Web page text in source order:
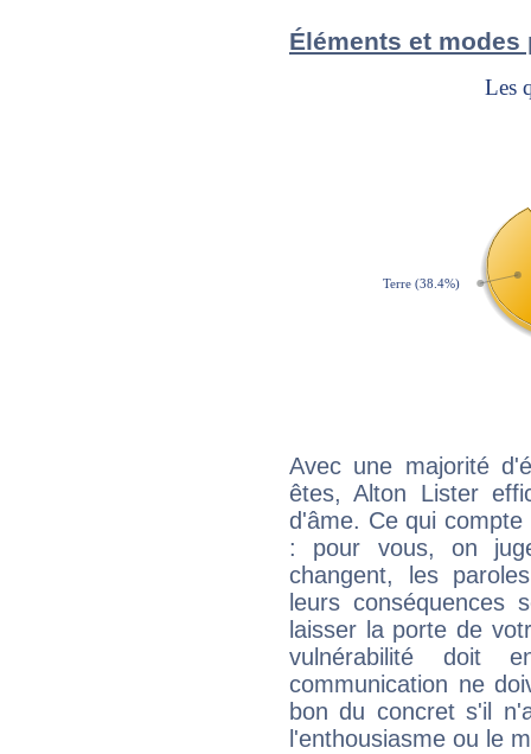
Éléments et
Avec une majorité
êtes, Alton Lister
d'âme. Ce qui
: pour vous, on
changent, les
leurs conséquences
laisser la porte de
vulnérabilité doit
communication ne
bon du concret s'il
l'enthousiasme ou le